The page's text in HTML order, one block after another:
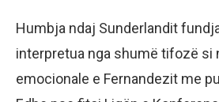
Humbja ndaj Sunderlandit
interpretua nga shumë tifozë si
emocionale e Fernandezit me